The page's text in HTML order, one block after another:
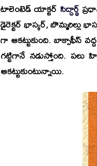
టాలెంటెడ్ యాక్టర్ సిద్దార్థ్
డైరెక్టర్ భాస్కర్, బొమ్మరిల్లు
గా ఆకట్టుకుంది. బాక్సాఫీస్
గట్టిగానే నడుస్తోంది.
ఆకట్టుకుంటున్నాయి.